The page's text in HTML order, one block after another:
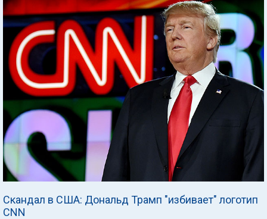
Скандал в США: Дональд Трамп "избивает" логотип
CNN